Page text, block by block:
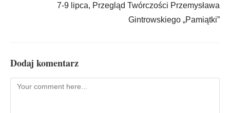
7-9 lipca, Przegląd Twórczości Przemysława
Gintrowskiego „Pamiątki”
Dodaj komentarz